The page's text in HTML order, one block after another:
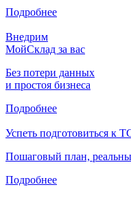
Подробнее
Внедрим
МойСклад за вас
Без потери данных
и простоя бизнеса
Подробнее
Успеть подготовиться к
Пошаговый план,
Подробнее